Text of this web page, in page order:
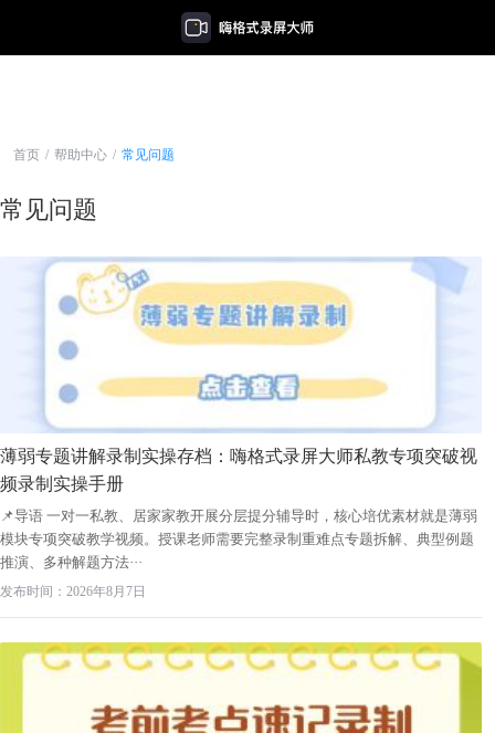
首页 / 帮助中心 / 常见问题
常见问题
薄弱专题讲解录制实操存档：嗨格式录屏大师私教专项突破视
频录制实操手册
📌导语 一对一私教、居家家教开展分层提分辅导时，核心培优素材就是薄弱
模块专项突破教学视频。授课老师需要完整录制重难点专题拆解、典型例题
推演、多种解题方法···
发布时间：2026年8月7日